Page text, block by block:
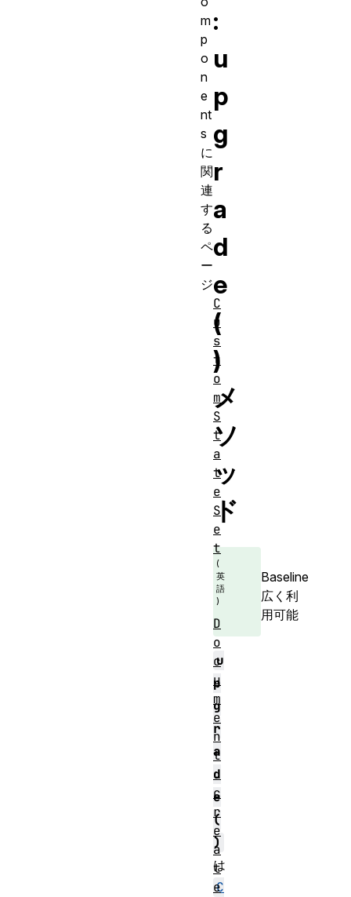
:
u
p
g
r
a
d
e
(
)
メ
ソ
ッ
ド
Baseline
広く利
用可能
u
p
g
r
a
d
e
(
)
は
C
m
p
o
n
e
nt
s
に
関
連
す
る
ペ
ー
ジ
C
u
s
t
o
m
S
t
a
t
e
S
e
t
D
o
c
u
m
e
n
t
.
c
r
e
a
t
e